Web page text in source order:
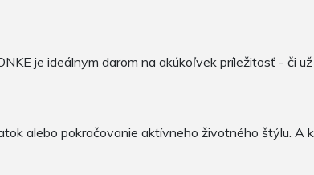
je ideálnym darom na akúkoľvek príležitosť - či
alebo pokračovanie aktívneho životného štýlu. A